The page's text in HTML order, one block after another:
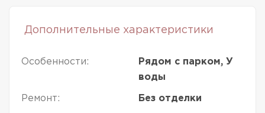
Дополнительные характеристики
Особенности:
Рядом с парком, У
воды
Ремонт: Без отделки